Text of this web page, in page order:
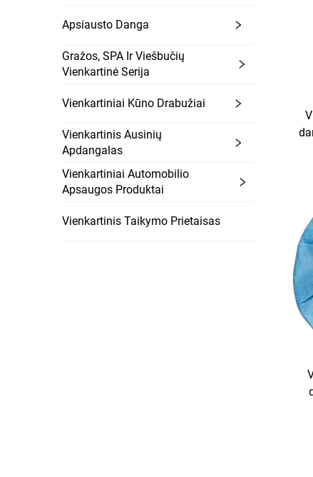
Apsiausto Danga
Gražos, SPA Ir Viešbučių
Vienkartinė Serija
Vienkartiniai Kūno Drabužiai
Vienkartinis Ausinių
Apdangalas
Vienkartiniai Automobilio
Apsaugos Produktai
Vienkartinis Taikymo Prietaisas